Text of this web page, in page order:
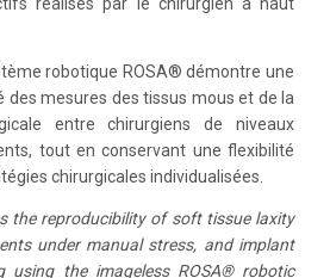
robotique ROSA® démontre une
mesures des tissus mous et de la
entre chirurgiens de niveaux
tout en conservant une flexibilité
chirurgicales individualisées.
the reproducibility of soft tissue laxity
under manual stress, and implant
using the imageless ROSA® robotic